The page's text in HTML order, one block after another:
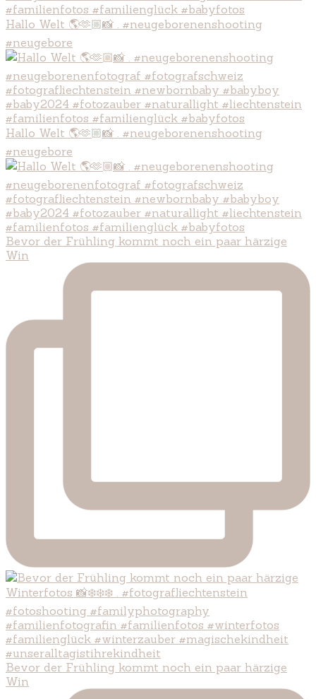
Hallo Welt 🌎🫶🏼📸 . #neugeborenenshooting
#neugebore
Hallo Welt 🌎🫶🏼📸 . #neugeborenenshooting
#neugebore
Bevor der Frühling kommt noch ein paar härzige
Win
Bevor der Frühling kommt noch ein paar härzige
Win